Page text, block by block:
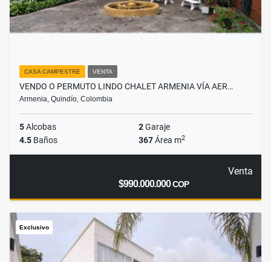
CASA CAMPESTRE VENTA
VENDO O PERMUTO LINDO CHALET ARMENIA VÍA AER…
Armenia, Quindío, Colombia
5Alcobas 2Garaje
4.5 Baños 367Área m2
Venta
$990.000.000COP
Exclusivo